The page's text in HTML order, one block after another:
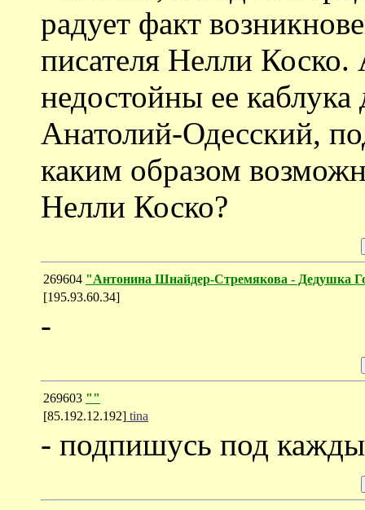
радует факт
писателя Нелли
недостойны ее
Анатолий-Одесский,
каким образом
Нелли Коско?
269604 "Антонина Шнайдер-Стремякова - Дедушка
[195.93.60.34]
-
269603 ""
[85.192.12.192] tina
- подпишусь под